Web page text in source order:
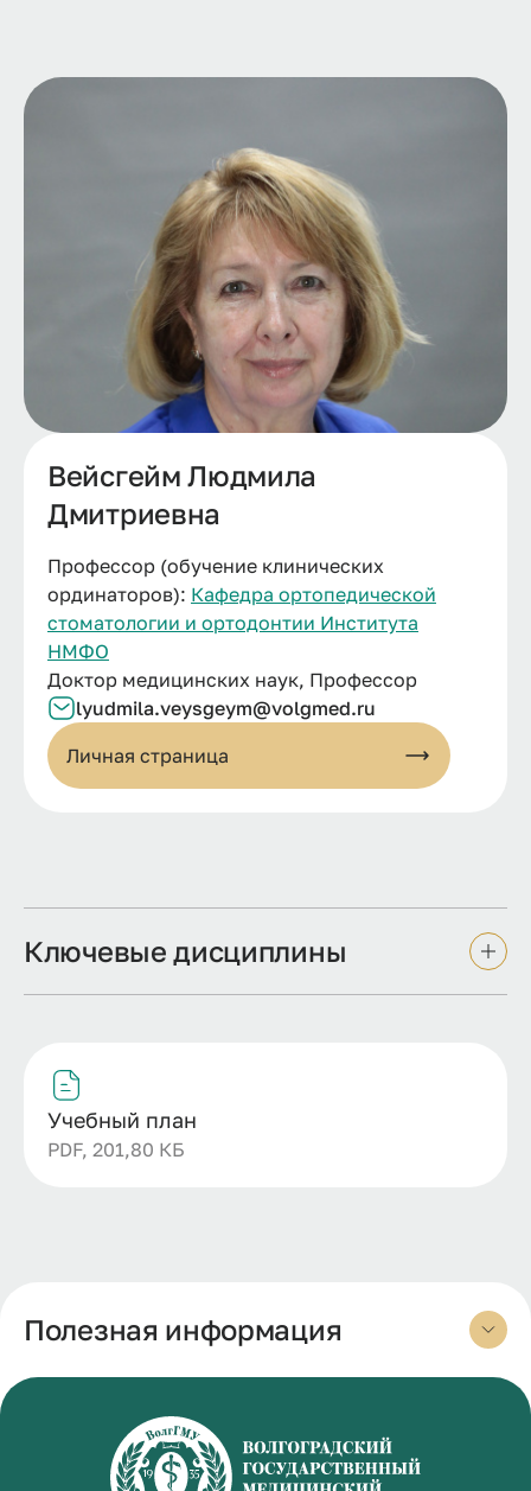
Вейсгейм Людмила
Дмитриевна
Профессор (обучение клинических
ординаторов): Кафедра ортопедической
стоматологии и ортодонтии Института
НМФО
Доктор медицинских наук, Профессор
lyudmila.veysgeym@volgmed.ru
Личная страница
Ключевые дисциплины
Учебный план
PDF, 201,80 КБ
Полезная информация